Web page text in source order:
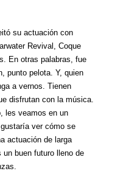
su actuación con
Revival, Coque
En otras palabras, fue
punto pelota. Y, quien
a vernos. Tienen
disfrutan con la música.
les veamos en un
ver cómo se
actuación de larga
un buen futuro lleno de